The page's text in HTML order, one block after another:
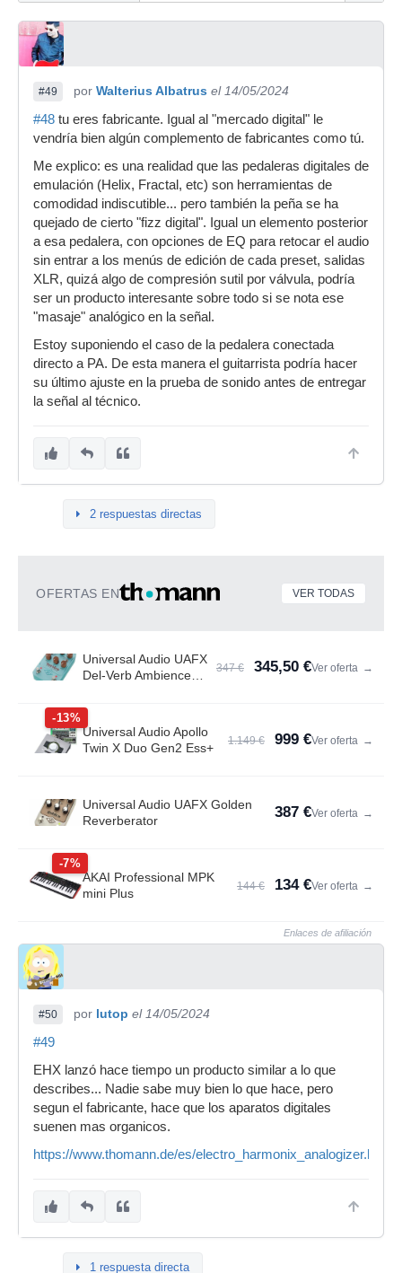
#49 por Walterius Albatrus el 14/05/2024
#48 tu eres fabricante. Igual al "mercado digital" le
vendría bien algún complemento de fabricantes como tú.
Me explico: es una realidad que las pedaleras digitales de
emulación (Helix, Fractal, etc) son herramientas de
comodidad indiscutible... pero también la peña se ha
quejado de cierto "fizz digital". Igual un elemento posterior
a esa pedalera, con opciones de EQ para retocar el audio
sin entrar a los menús de edición de cada preset, salidas
XLR, quizá algo de compresión sutil por válvula, podría
ser un producto interesante sobre todo si se nota ese
"masaje" analógico en la señal.
Estoy suponiendo el caso de la pedalera conectada
directo a PA. De esta manera el guitarrista podría hacer
su último ajuste en la prueba de sonido antes de entregar
la señal al técnico.
2 respuestas directas
OFERTAS EN VER TODAS
Universal Audio UAFX
Del-Verb Ambience
347 € 345,50 €Ver oferta →
-13%
Universal Audio Apollo
Twin X Duo Gen2 Ess+
1.149 € 999 €Ver oferta →
Universal Audio UAFX Golden
Reverberator
387 €Ver oferta →
-7%
AKAI Professional MPK
mini Plus
144 € 134 €Ver oferta →
Enlaces de afiliación
#50 por lutop el 14/05/2024
#49
EHX lanzó hace tiempo un producto similar a lo que
describes... Nadie sabe muy bien lo que hace, pero
segun el fabricante, hace que los aparatos digitales
suenen mas organicos.
https://www.thomann.de/es/electro_harmonix_analogizer.htm
1 respuesta directa